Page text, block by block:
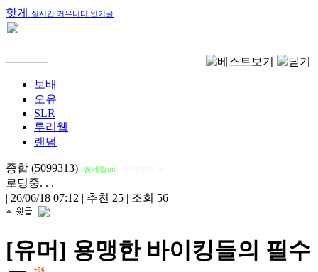
핫게 실시간 커뮤니티 인기글
보배
오유
SLR
루리웹
랜덤
종합 (5099313) 썸네일on
로딩중. . .
| 26/06/18 07:12 | 추천 25 | 조회 56
[유머] 용맹한 바이킹들의 필수
+56